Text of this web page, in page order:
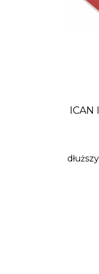
ICAN
Nie
Do